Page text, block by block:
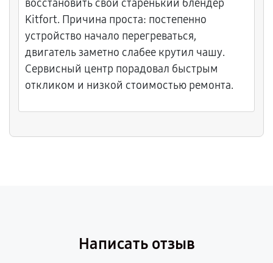
отношение к работе. Обязательно вернусь
сюда при необходимости.
восстановить свой старенький блендер
Kitfort. Причина проста: постепенно
устройство начало перегреваться,
двигатель заметно слабее крутил чашу.
Сервисный центр порадовал быстрым
откликом и низкой стоимостью ремонта.
Написать отзыв